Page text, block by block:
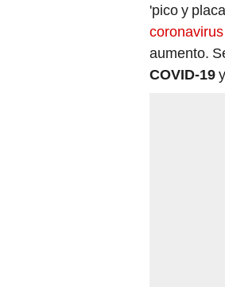
'pico y
aumento.
COVID-19